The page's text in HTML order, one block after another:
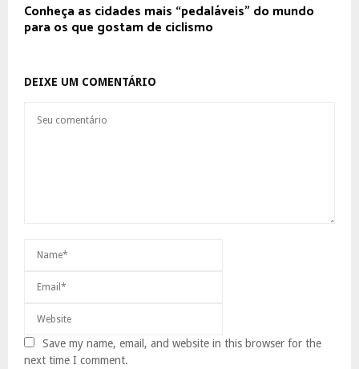
Conheça as cidades mais “pedaláveis” do mundo
para os que gostam de ciclismo
DEIXE UM COMENTÁRIO
Save my name, email, and website in this browser for the
next time I comment.